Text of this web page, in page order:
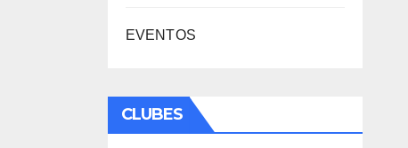
EVENTOS
CLUBES